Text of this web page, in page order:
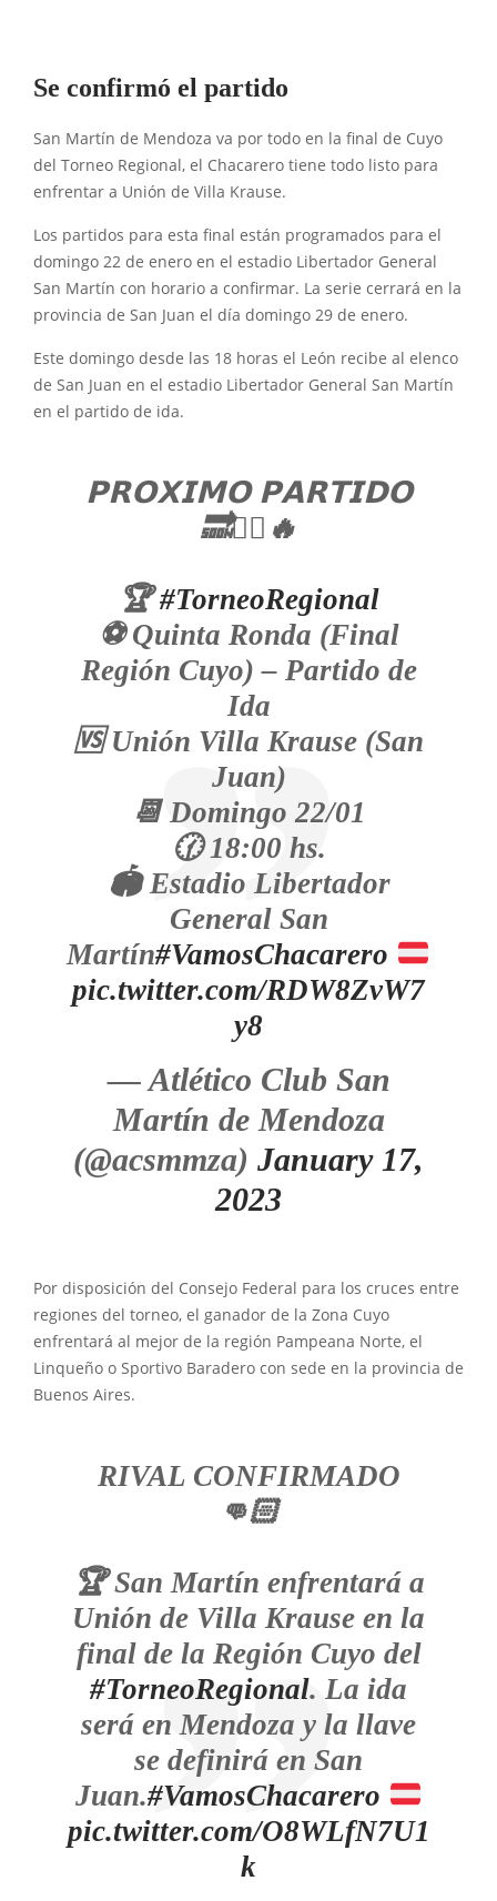
Se confirmó el partido
San Martín de Mendoza va por todo en la final de Cuyo
del Torneo Regional, el Chacarero tiene todo listo para
enfrentar a Unión de Villa Krause.
Los partidos para esta final están programados para el
domingo 22 de enero en el estadio Libertador General
San Martín con horario a confirmar. La serie cerrará en la
provincia de San Juan el día domingo 29 de enero.
Este domingo desde las 18 horas el León recibe al elenco
de San Juan en el estadio Libertador General San Martín
en el partido de ida.
𝗣𝗥𝗢𝗫𝗜𝗠𝗢 𝗣𝗔𝗥𝗧𝗜𝗗𝗢
🔜✊🏼🔥
🏆#TorneoRegional
⚽️ Quinta Ronda (Final
Región Cuyo) – Partido de
Ida
🆚️ Unión Villa Krause (San
Juan)
📆 Domingo 22/01
🕜 18:00 hs.
🏟 Estadio Libertador
General San
Martín#VamosChacarero
pic.twitter.com/RDW8ZvW7
y8
— Atlético Club San
Martín de Mendoza
(@acsmmza) January 17,
2023
Por disposición del Consejo Federal para los cruces entre
regiones del torneo, el ganador de la Zona Cuyo
enfrentará al mejor de la región Pampeana Norte, el
Linqueño o Sportivo Baradero con sede en la provincia de
Buenos Aires.
RIVAL CONFIRMADO
👊🏻
🏆 San Martín enfrentará a
Unión de Villa Krause en la
final de la Región Cuyo del
#TorneoRegional. La ida
será en Mendoza y la llave
se definirá en San
Juan.#VamosChacarero
pic.twitter.com/O8WLfN7U1
k